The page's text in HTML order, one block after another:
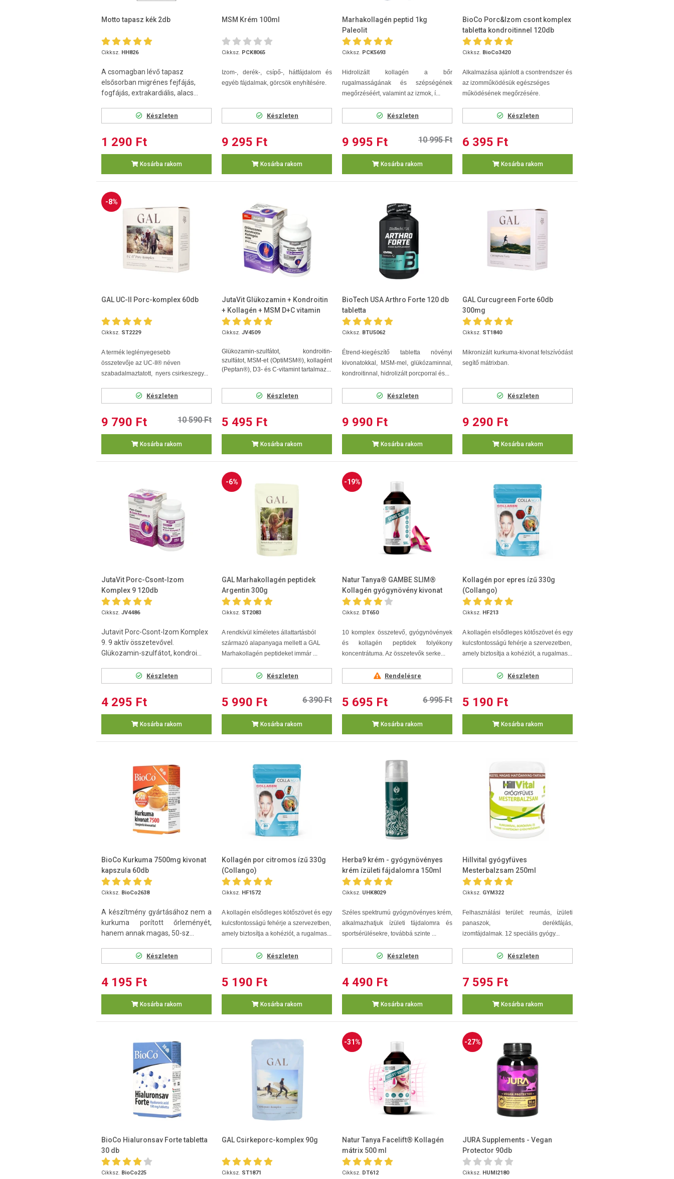
Motto tapasz kék 2db
Cikksz. HH826
A csomagban lévő tapasz
elsősorban migrénes fejfájás,
fogfájás, extrakardiális, alacs...
Készleten
1 290 Ft
Kosárba rakom
MSM Krém 100ml
Cikksz. PCK8065
Izom-, derék-, csípő-, hátfájdalom és
egyéb fájdalmak, görcsök enyhítésére.
Készleten
9 295 Ft
Kosárba rakom
Marhakollagén peptid 1kg
Paleolit
Cikksz. PCK5693
Hidrolizált kollagén a bőr
rugalmasságának és szépségének
megőrzéséért, valamint az izmok, í...
Készleten
9 995 Ft 10 995 Ft
Kosárba rakom
BioCo Porc&Izom csont komplex
tabletta kondroitinnel 120db
Cikksz. BioCo3420
Alkalmazása ajánlott a csontrendszer és
az izomműködésük egészséges
működésének megőrzésére.
Készleten
6 395 Ft
Kosárba rakom
-8%
GAL UC-II Porc-komplex 60db
Cikksz. ST2229
A termék leglényegesebb
összetevője az UC-II® néven
szabadalmaztatott, nyers csirkeszegy...
Készleten
9 790 Ft 10 590 Ft
Kosárba rakom
JutaVit Glükozamin + Kondroitin
+ Kollagén + MSM D+C vitamin
120db tabletta
Cikksz. JV4509
Glükozamin-szulfátot, kondroitin-
szulfátot, MSM-et (OptiMSM®), kollagént
(Peptan®), D3- és C-vitamint tartalmaz...
Készleten
5 495 Ft
Kosárba rakom
BioTech USA Arthro Forte 120 db
tabletta
Cikksz. BTU5062
Étrend-kiegészítő tabletta növényi
kivonatokkal, MSM-mel, glükózaminnal,
kondroitinnal, hidrolizált porcporral és...
Készleten
9 990 Ft
Kosárba rakom
GAL Curcugreen Forte 60db
300mg
Cikksz. ST1840
Mikronizált kurkuma-kivonat felszívódást
segítő mátrixban.
Készleten
9 290 Ft
Kosárba rakom
JutaVit Porc-Csont-Izom
Komplex 9 120db
Cikksz. JV4486
Jutavit Porc-Csont-Izom Komplex
9. 9 aktív összetevővel.
Glükozamin-szulfátot, kondroi...
Készleten
4 295 Ft
Kosárba rakom
-6%
GAL Marhakollagén peptidek
Argentin 300g
Cikksz. ST2083
A rendkívül kíméletes állattartásból
származó alapanyaga mellett a GAL
Marhakollagén peptideket immár ...
Készleten
5 990 Ft 6 390 Ft
Kosárba rakom
-19%
Natur Tanya® GAMBE SLIM®
Kollagén gyógynövény kivonat
500ml
Cikksz. DT650
10 komplex összetevő, gyógynövények
és kollagén peptidek folyékony
koncentrátuma. Az összetevők serke...
Rendelésre
5 695 Ft 6 995 Ft
Kosárba rakom
Kollagén por epres ízű 330g
(Collango)
Cikksz. HF213
A kollagén elsődleges kötőszövet és egy
kulcsfontosságú fehérje a szervezetben,
amely biztosítja a kohéziót, a rugalmas...
Készleten
5 190 Ft
Kosárba rakom
BioCo Kurkuma 7500mg kivonat
kapszula 60db
Cikksz. BioCo2638
A készítmény gyártásához nem a
kurkuma porított őrleményét,
hanem annak magas, 50-sz...
Készleten
4 195 Ft
Kosárba rakom
Kollagén por citromos ízű 330g
(Collangoִ)
Cikksz. HF1572
A kollagén elsődleges kötőszövet és egy
kulcsfontosságú fehérje a szervezetben,
amely biztosítja a kohéziót, a rugalmas...
Készleten
5 190 Ft
Kosárba rakom
Herba9 krém - gyógynövényes
krém ízületi fájdalomra 150ml
Cikksz. UHK8029
Széles spektrumú gyógynövényes krém,
alkalmazhatjuk ízületi fájdalomra és
sportsérülésekre, továbbá szinte ...
Készleten
4 490 Ft
Kosárba rakom
Hillvital gyógyfüves
Mesterbalzsam 250ml
Cikksz. GYM322
Felhasználási terület: reumás, ízületi
panaszok, derékfájás,
izomfájdalmak. 12 speciális gyógy...
Készleten
7 595 Ft
Kosárba rakom
BioCo Hialuronsav Forte tabletta
30 db
Cikksz. BioCo225
GAL Csirkeporc-komplex 90g
Cikksz. ST1871
-31%
Natur Tanya Facelift® Kollagén
mátrix 500 ml
Cikksz. DT612
-27%
JURA Supplements - Vegan
Protector 90db
Cikksz. HUMI2180